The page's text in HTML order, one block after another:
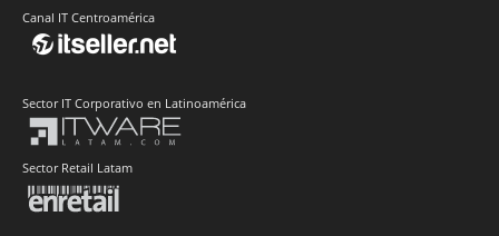
Canal IT Centroamérica
Sector IT Corporativo en Latinoamérica
Sector Retail Latam